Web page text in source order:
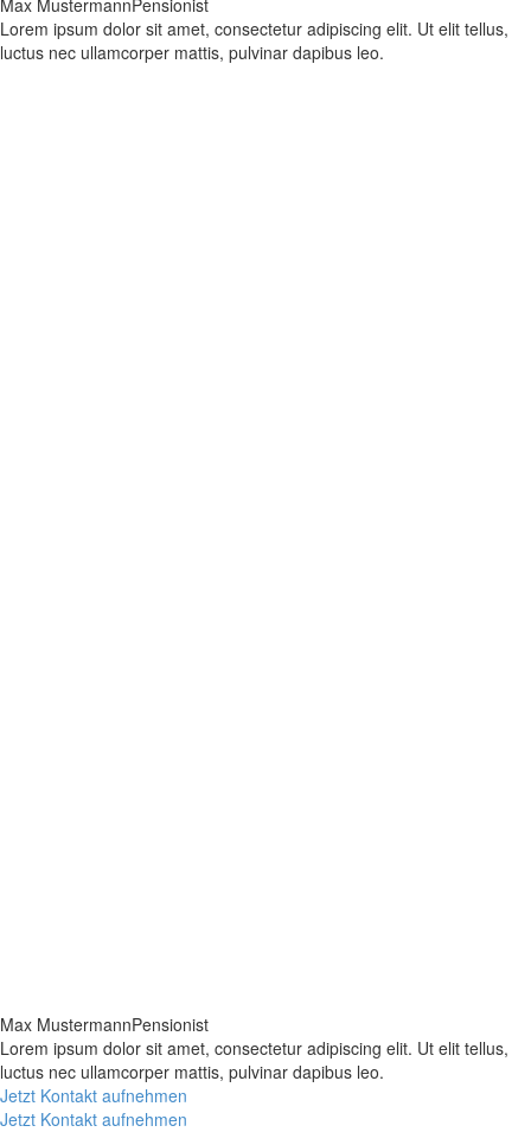
Max MustermannPensionist
Lorem ipsum dolor sit amet, consectetur adipiscing elit. Ut elit tellus,
luctus nec ullamcorper mattis, pulvinar dapibus leo.
Max MustermannPensionist
Lorem ipsum dolor sit amet, consectetur adipiscing elit. Ut elit tellus,
luctus nec ullamcorper mattis, pulvinar dapibus leo.
Jetzt Kontakt aufnehmen
Jetzt Kontakt aufnehmen